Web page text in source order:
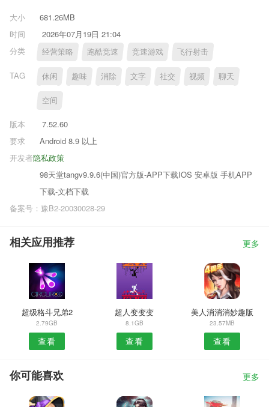
大小
681.26MB
时间
2026年07月19日 21:04
分类
经营策略 跑酷竞速 竞速游戏 飞行射击
TAG 休闲 趣味 消除 文字 社交 视频 聊天
空间
版本
7.52.60
要求
Android 8.9 以上
隐私政策
开发者
98天堂tangv9.9.6(中国)官方版-APP下载IOS 安卓版 手机APP
下载-文档下载
备案号：豫B2-20030028-29
相关应用推荐 更多
超级格斗兄弟2
2.79GB
查看
超人变变变
8.1GB
查看
美人消消消妙趣版
23.57MB
查看
你可能喜欢 更多